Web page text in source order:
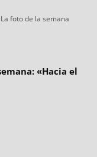
Categorías
La foto de la semana
«Hacia el